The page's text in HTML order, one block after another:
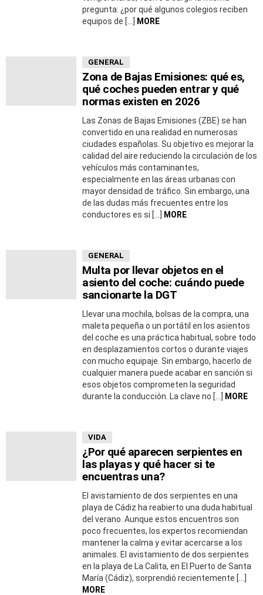
pregunta: ¿por qué algunos colegios reciben
equipos de […]
MORE
GENERAL
Zona de Bajas Emisiones: qué es,
qué coches pueden entrar y qué
normas existen en 2026
Las Zonas de Bajas Emisiones (ZBE) se han
convertido en una realidad en numerosas
ciudades españolas. Su objetivo es mejorar la
calidad del aire reduciendo la circulación de los
vehículos más contaminantes,
especialmente en las áreas urbanas con
mayor densidad de tráfico. Sin embargo, una
de las dudas más frecuentes entre los
conductores es si […]
MORE
GENERAL
Multa por llevar objetos en el
asiento del coche: cuándo puede
sancionarte la DGT
Llevar una mochila, bolsas de la compra, una
maleta pequeña o un portátil en los asientos
del coche es una práctica habitual, sobre todo
en desplazamientos cortos o durante viajes
con mucho equipaje. Sin embargo, hacerlo de
cualquier manera puede acabar en sanción si
esos objetos comprometen la seguridad
durante la conducción. La clave no […]
MORE
VIDA
¿Por qué aparecen serpientes en
las playas y qué hacer si te
encuentras una?
El avistamiento de dos serpientes en una
playa de Cádiz ha reabierto una duda habitual
del verano. Aunque estos encuentros son
poco frecuentes, los expertos recomiendan
mantener la calma y evitar acercarse a los
animales. El avistamiento de dos serpientes
en la playa de La Calita, en El Puerto de Santa
María (Cádiz), sorprendió recientemente […]
MORE